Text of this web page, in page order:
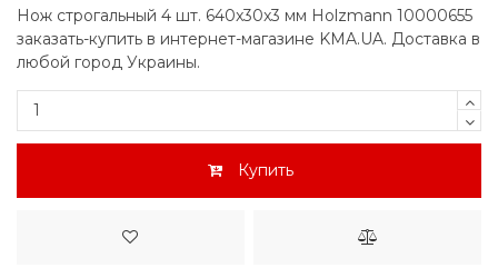
Нож строгальный 4 шт. 640x30x3 мм Holzmann 10000655
заказать-купить в интернет-магазине KMA.UA. Доставка в
любой город Украины.
Купить